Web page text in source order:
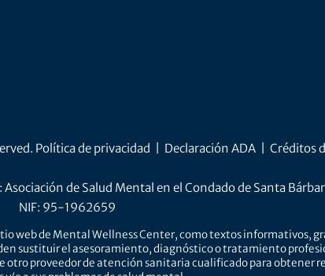
Política de privacidad Declaración ADA Créditos
de Salud Mental en el Condado de Santa
NIF: 95-1962659
web de Mental Wellness Center, como textos informativos,
sustituir el asesoramiento, diagnóstico o tratamiento
otro proveedor de atención sanitaria cualificado para obtener